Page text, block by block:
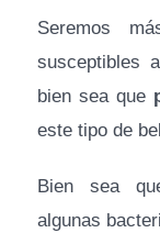
Seremos
susceptibles
bien sea que
este tipo de
Bien sea
algunas